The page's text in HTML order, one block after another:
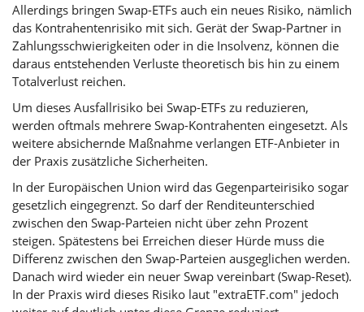
Allerdings bringen Swap-ETFs auch ein neues Risiko, nämlich
das Kontrahentenrisiko mit sich. Gerät der Swap-Partner in
Zahlungsschwierigkeiten oder in die Insolvenz, können die
daraus entstehenden Verluste theoretisch bis hin zu einem
Totalverlust reichen.
Um dieses Ausfallrisiko bei Swap-ETFs zu reduzieren,
werden oftmals mehrere Swap-Kontrahenten eingesetzt. Als
weitere absichernde Maßnahme verlangen ETF-Anbieter in
der Praxis zusätzliche Sicherheiten.
In der Europäischen Union wird das Gegenparteirisiko sogar
gesetzlich eingegrenzt. So darf der Renditeunterschied
zwischen den Swap-Parteien nicht über zehn Prozent
steigen. Spätestens bei Erreichen dieser Hürde muss die
Differenz zwischen den Swap-Parteien ausgeglichen werden.
Danach wird wieder ein neuer Swap vereinbart (Swap-Reset).
In der Praxis wird dieses Risiko laut "extraETF.com" jedoch